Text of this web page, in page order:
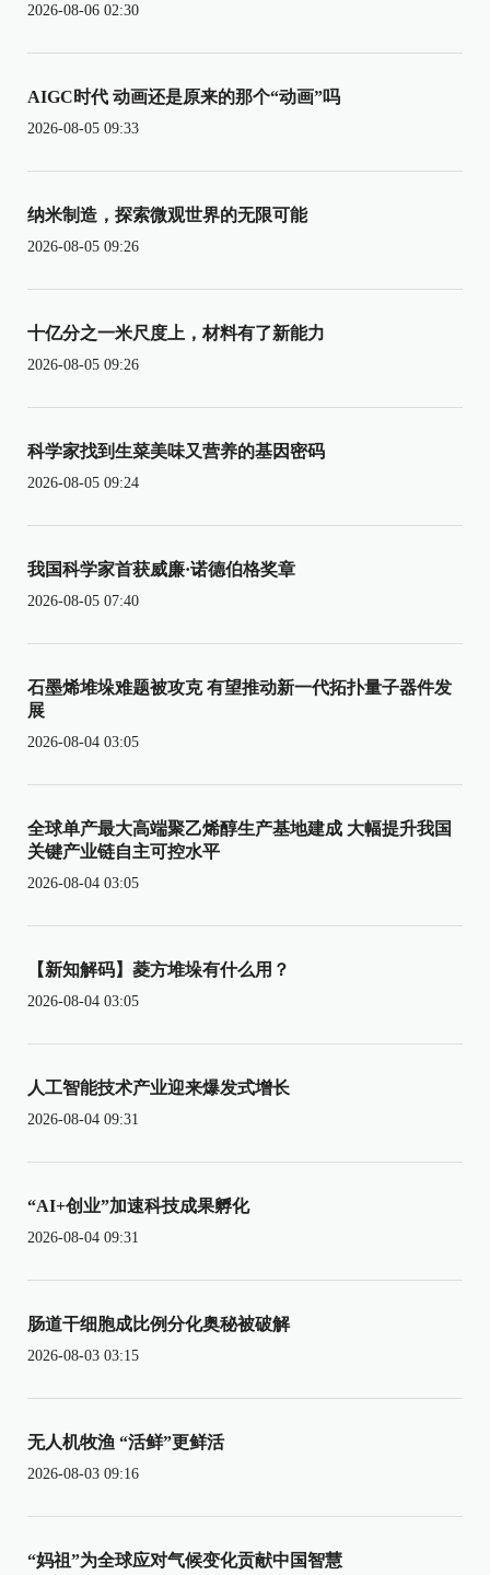
2026-08-06 02:30
AIGC时代 动画还是原来的那个“动画”吗
2026-08-05 09:33
纳米制造，探索微观世界的无限可能
2026-08-05 09:26
十亿分之一米尺度上，材料有了新能力
2026-08-05 09:26
科学家找到生菜美味又营养的基因密码
2026-08-05 09:24
我国科学家首获威廉·诺德伯格奖章
2026-08-05 07:40
石墨烯堆垛难题被攻克 有望推动新一代拓扑量子器件发
展
2026-08-04 03:05
全球单产最大高端聚乙烯醇生产基地建成 大幅提升我国
关键产业链自主可控水平
2026-08-04 03:05
【新知解码】菱方堆垛有什么用？
2026-08-04 03:05
人工智能技术产业迎来爆发式增长
2026-08-04 09:31
“AI+创业”加速科技成果孵化
2026-08-04 09:31
肠道干细胞成比例分化奥秘被破解
2026-08-03 03:15
无人机牧渔 “活鲜”更鲜活
2026-08-03 09:16
“妈祖”为全球应对气候变化贡献中国智慧